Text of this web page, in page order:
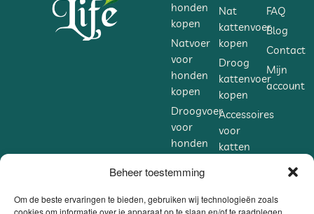
Beheer toestemming
Om de beste ervaringen te bieden, gebruiken wij technologieën zoals
cookies om informatie over je apparaat op te slaan en/of te raadplegen.
honden
kopen
Natvoer
voor
honden
kopen
Droogvoer
voor
honden
Accessoires
voor
honden
Nat
kattenvoer
kopen
Droog
kattenvoer
kopen
Accessoires
voor
katten
voor
FAQ
Blog
Contact
Mijn
account